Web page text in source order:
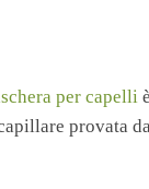
per capelli
provata